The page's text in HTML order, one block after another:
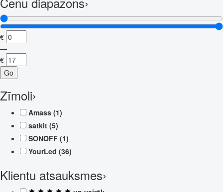
€
—
€
Go
Zīmoli›
Amass (1)
satkit (5)
SONOFF (1)
YourLed (36)
Klientu atsauksmes›